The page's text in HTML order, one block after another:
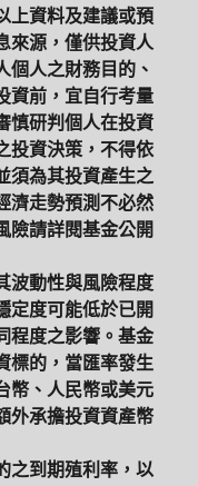
上資料及建議或預
來源，僅供投資人
個人之財務目的、
資前，宜自行考量
慎研判個人在投資
投資決策，不得依
須為其投資產生之
濟走勢預測不必然
險請詳閱基金公開
波動性與風險程度
定度可能低於已開
程度之影響。基金
標的，當匯率發生
幣、人民幣或美元
外承擔投資資產幣
之到期殖利率，以